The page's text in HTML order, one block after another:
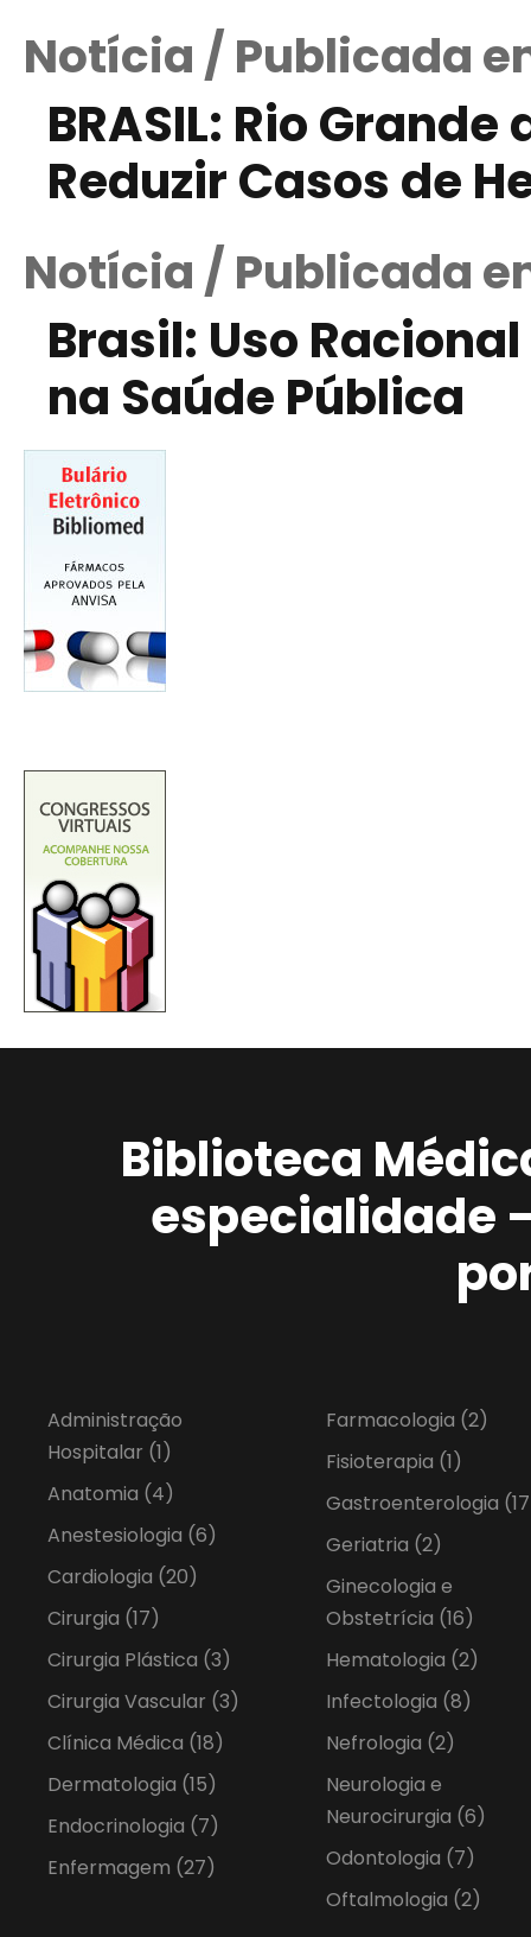
Notícia / Publicada
BRASIL: Rio
Reduzir Casos de
Notícia / Publicada
Brasil: Uso
na Saúde Pública
Biblioteca
especialidade
Administração
Hospitalar (1)
Anatomia (4)
Anestesiologia (6)
Cardiologia (20)
Cirurgia (17)
Cirurgia Plástica (3)
Cirurgia Vascular (3)
Clínica Médica (18)
Dermatologia (15)
Endocrinologia (7)
Enfermagem (27)
Farmacologia (2)
Fisioterapia (1)
Gastroenterologia
Geriatria (2)
Ginecologia e
Obstetrícia (16)
Hematologia (2)
Infectologia (8)
Nefrologia (2)
Neurologia e
Neurocirurgia (6)
Odontologia (7)
Oftalmologia (2)